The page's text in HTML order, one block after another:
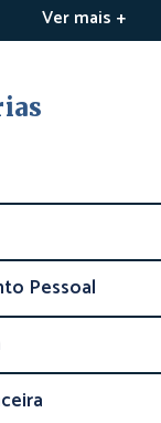
Ver mais +
Pessoal